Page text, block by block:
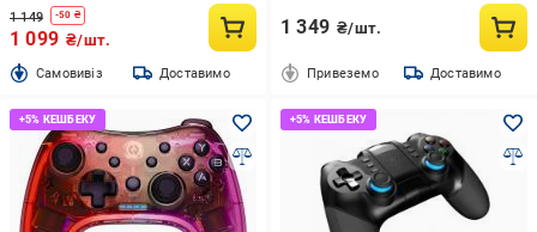
1 149 -50 ₴
1 099 ₴/шт.
Cамовивіз Доставимо
1 349 ₴/шт.
Привеземо Доставимо